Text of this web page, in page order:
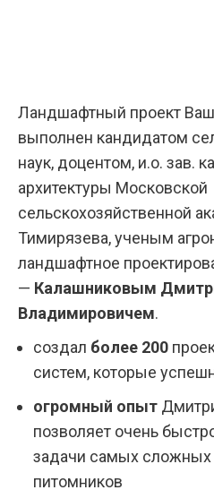
Ландшафтный проект
выполнен кандидатом
наук, доцентом, и.о. зав.
архитектуры Московской
сельскохозяйственной
Тимирязева, ученым
ландшафтное
— Калашниковым
Владимировичем.
создал более 200
систем, которые
огромный опыт
позволяет очень
задачи самых сложных
питомников